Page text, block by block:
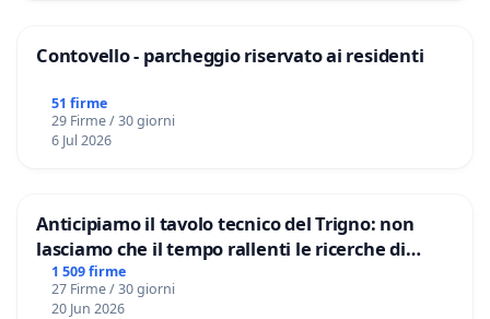
Contovello - parcheggio riservato ai residenti
51 firme
29 Firme / 30 giorni
6 Jul 2026
Anticipiamo il tavolo tecnico del Trigno: non
lasciamo che il tempo rallenti le ricerche di
Domenico Racanati
1 509 firme
27 Firme / 30 giorni
20 Jun 2026